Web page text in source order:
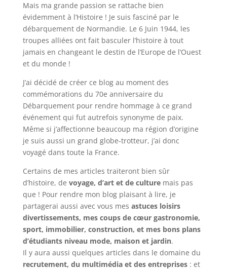
Mais ma grande passion se rattache bien
évidemment à l’Histoire ! Je suis fasciné par le
débarquement de Normandie. Le 6 Juin 1944, les
troupes alliées ont fait basculer l’histoire à tout
jamais en changeant le destin de l’Europe de l’Ouest
et du monde !
J’ai décidé de créer ce blog au moment des
commémorations du 70e anniversaire du
Débarquement pour rendre hommage à ce grand
événement qui fut autrefois synonyme de paix.
Même si j’affectionne beaucoup ma région d’origine
je suis aussi un grand globe-trotteur, j’ai donc
voyagé dans toute la France.
Certains de mes articles traiteront bien sûr
d’histoire, de voyage, d’art et de culturemais pas
que ! Pour rendre mon blog plaisant à lire, je
partagerai aussi avec vous mes astuces loisirs
divertissements, mes coups de cœur gastronomie,
sport, immobilier, construction, et mes bons plans
d’étudiants niveau mode, maison et jardin.
Il y aura aussi quelques articles dans le domaine du
recrutement, du multimédia et des entreprises: et